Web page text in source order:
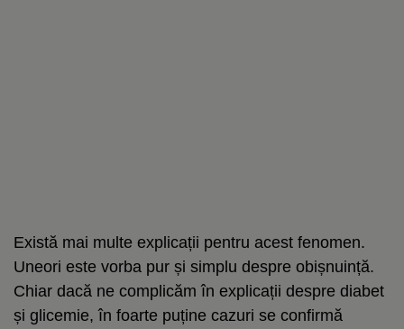
Există mai multe explicații pentru acest fenomen.
Uneori este vorba pur și simplu despre obișnuință.
Chiar dacă ne complicăm în explicații despre diabet
și glicemie, în foarte puține cazuri se confirmă